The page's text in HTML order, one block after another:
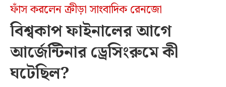
ফাঁস করলেন ক্রীড়া সাংবাদিক রেনজো
বিশ্বকাপ ফাইনালের আগে
আর্জেন্টিনার ড্রেসিংরুমে কী
ঘটেছিল?